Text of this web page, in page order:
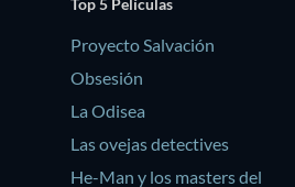
Proyecto Salvación
Obsesión
La Odisea
Las ovejas detectives
He-Man y los masters del